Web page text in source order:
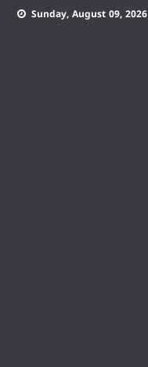
Skip
Sunday, August 09, 2026